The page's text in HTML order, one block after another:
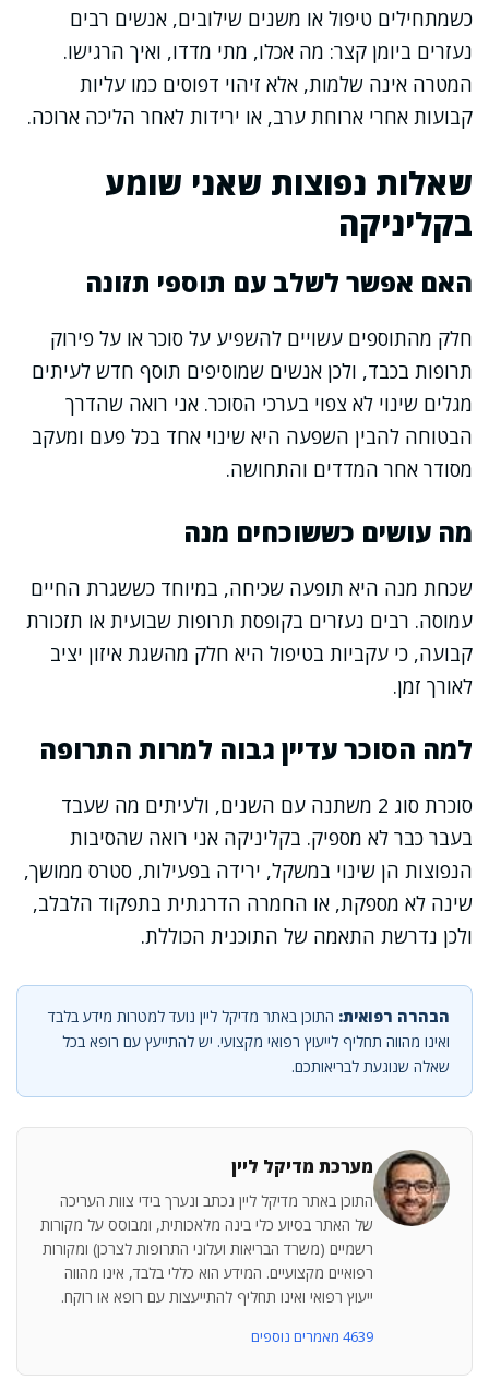
כשמתחילים טיפול או משנים שילובים, אנשים רבים
נעזרים ביומן קצר: מה אכלו, מתי מדדו, ואיך הרגישו.
המטרה אינה שלמות, אלא זיהוי דפוסים כמו עליות
קבועות אחרי ארוחת ערב, או ירידות לאחר הליכה ארוכה.
שאלות נפוצות שאני שומע
בקליניקה
האם אפשר לשלב עם תוספי תזונה
חלק מהתוספים עשויים להשפיע על סוכר או על פירוק
תרופות בכבד, ולכן אנשים שמוסיפים תוסף חדש לעיתים
מגלים שינוי לא צפוי בערכי הסוכר. אני רואה שהדרך
הבטוחה להבין השפעה היא שינוי אחד בכל פעם ומעקב
מסודר אחר המדדים והתחושה.
מה עושים כששוכחים מנה
שכחת מנה היא תופעה שכיחה, במיוחד כששגרת החיים
עמוסה. רבים נעזרים בקופסת תרופות שבועית או תזכורת
קבועה, כי עקביות בטיפול היא חלק מהשגת איזון יציב
לאורך זמן.
למה הסוכר עדיין גבוה למרות התרופה
סוכרת סוג 2 משתנה עם השנים, ולעיתים מה שעבד
בעבר כבר לא מספיק. בקליניקה אני רואה שהסיבות
הנפוצות הן שינוי במשקל, ירידה בפעילות, סטרס ממושך,
שינה לא מספקת, או החמרה הדרגתית בתפקוד הלבלב,
ולכן נדרשת התאמה של התוכנית הכוללת.
הבהרה רפואית: התוכן באתר מדיקל ליין נועד למטרות מידע בלבד
ואינו מהווה תחליף לייעוץ רפואי מקצועי. יש להתייעץ עם רופא בכל
שאלה שנוגעת לבריאותכם.
מערכת מדיקל ליין
התוכן באתר מדיקל ליין נכתב ונערך בידי צוות העריכה
של האתר בסיוע כלי בינה מלאכותית, ומבוסס על מקורות
רשמיים (משרד הבריאות ועלוני התרופות לצרכן) ומקורות
רפואיים מקצועיים. המידע הוא כללי בלבד, אינו מהווה
ייעוץ רפואי ואינו תחליף להתייעצות עם רופא או רוקח.
4639 מאמרים נוספים